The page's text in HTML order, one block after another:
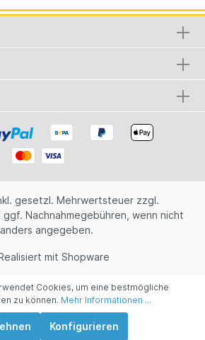
gesetzl. Mehrwertsteuer zzgl.
ggf. Nachnahmegebühren, wenn nicht
anders angegeben.
mit Shopware
Cookies, um eine bestmögliche
zu können. Mehr Informationen ...
Konfigurieren